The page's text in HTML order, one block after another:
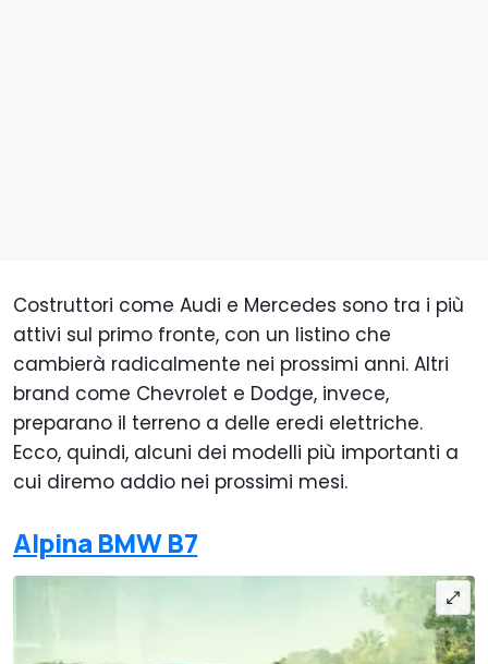
Costruttori come Audi e Mercedes sono tra i più
attivi sul primo fronte, con un listino che
cambierà radicalmente nei prossimi anni. Altri
brand come Chevrolet e Dodge, invece,
preparano il terreno a delle eredi elettriche.
Ecco, quindi, alcuni dei modelli più importanti a
cui diremo addio nei prossimi mesi.
Alpina BMW B7